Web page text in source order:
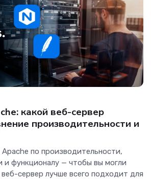
какой веб-сервер
производительности и
Apache по производительности,
и функционалу — чтобы вы могли
сервер лучше всего подходит для